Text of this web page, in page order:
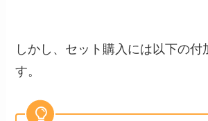
しかし、セット購入には以下の付
す。